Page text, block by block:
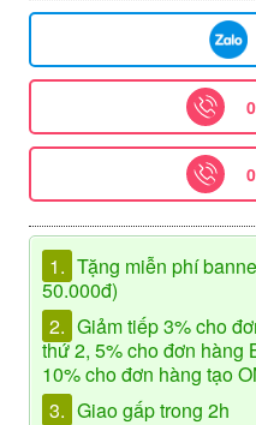
1. Tặng miễn phí
50.000đ)
2. Giảm tiếp 3% cho
thứ 2, 5% cho đơn hàng
10% cho đơn hàng tạo
3. Giao gấp trong 2h